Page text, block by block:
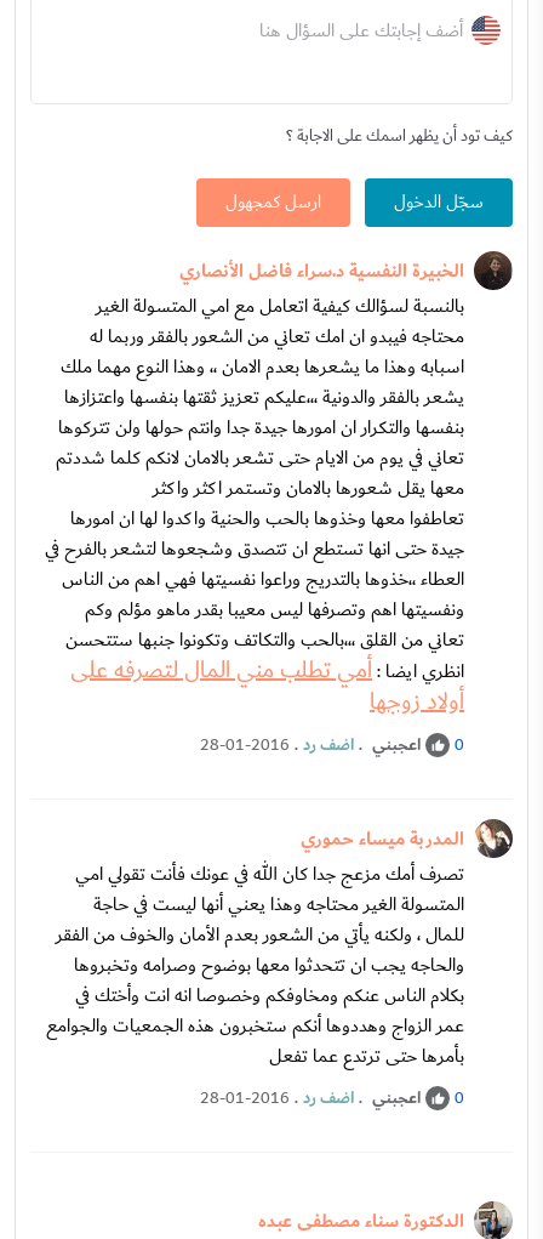
أضف إجابتك على السؤال هنا
كيف تود أن يظهر اسمك على الاجابة ؟
سجّل الدخول ارسل كمجهول
الخبيرة النفسية د.سراء فاضل الأنصاري
بالنسبة لسؤالك كيفية اتعامل مع امي المتسولة الغير
محتاجه فيبدو ان امك تعاني من الشعور بالفقر وربما له
اسبابه وهذا ما يشعرها بعدم الامان ،، وهذا النوع مهما ملك
يشعر بالفقر والدونية ،،،عليكم تعزيز ثقتها بنفسها واعتزازها
بنفسها والتكرار ان امورها جيدة جدا وانتم حولها ولن تتركوها
تعاني في يوم من الايام حتى تشعر بالامان لانكم كلما شددتم
معها يقل شعورها بالامان وتستمر اكثر واكثر
تعاطفوا معها وخذوها بالحب والحنية واكدوا لها ان امورها
جيدة حتى انها تستطع ان تتصدق وشجعوها لتشعر بالفرح في
العطاء ،،خذوها بالتدريج وراعوا نفسيتها فهي اهم من الناس
ونفسيتها اهم وتصرفها ليس معيبا بقدر ماهو مؤلم وكم
تعاني من القلق ،،،بالحب والتكاتف وتكونوا جنبها ستتحسن
انظري ايضا :أمي تطلب مني المال لتصرفه على
أولاد زوجها
0 اعجبني .اضف رد.
28-01-2016
المدربة ميساء حموري
تصرف أمك مزعج جدا كان الله في عونك فأنت تقولي امي
المتسولة الغير محتاجه وهذا يعني أنها ليست في حاجة
للمال ، ولكنه يأتي من الشعور بعدم الأمان والخوف من الفقر
والحاجه يجب ان تتحدثوا معها بوضوح وصرامه وتخبروها
بكلام الناس عنكم ومخاوفكم وخصوصا انه انت وأختك في
عمر الزواج وهددوها أنكم ستخبرون هذه الجمعيات والجوامع
بأمرها حتى ترتدع عما تفعل
0 اعجبني .اضف رد.
28-01-2016
الدكتورة سناء مصطفى عبده